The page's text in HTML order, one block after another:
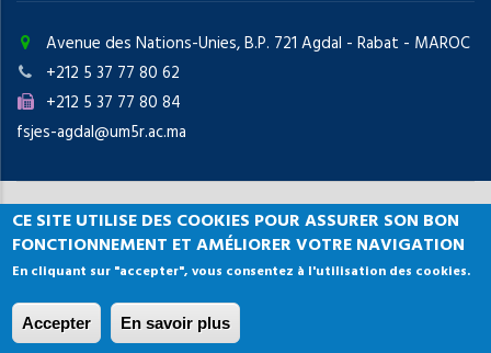
Avenue des Nations-Unies, B.P. 721 Agdal - Rabat - MAROC
+212 5 37 77 80 62
+212 5 37 77 80 84
fsjes-agdal@um5r.ac.ma
Copyright © 2021 Faculté des
Sciences Juridiques, Economiques et Sociales, Agdal
Rabat
CE SITE UTILISE DES COOKIES POUR ASSURER SON BON
FONCTIONNEMENT ET AMÉLIORER VOTRE NAVIGATION
En cliquant sur "accepter", vous consentez à l'utilisation des cookies.
Accepter En savoir plus